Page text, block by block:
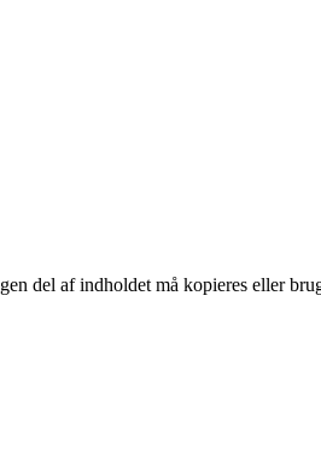
del af indholdet må kopieres eller